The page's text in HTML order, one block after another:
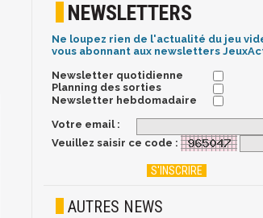
NEWSLETTERS
Ne loupez rien de l'actualité du jeu
vous abonnant aux newsletters
Newsletter quotidienne
Planning des sorties
Newsletter hebdomadaire
Votre email :
Veuillez saisir ce code :
AUTRES NEWS